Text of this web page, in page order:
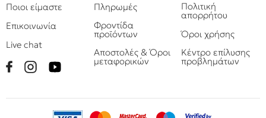
Ποιοι είμαστε
Επικοινωνία
Live chat
Πληρωμές
Φροντίδα
προϊόντων
Αποστολές & Όροι
μεταφορικών
Πολιτική
απορρήτου
Όροι χρήσης
Κέντρο επίλυσης
προβλημάτων